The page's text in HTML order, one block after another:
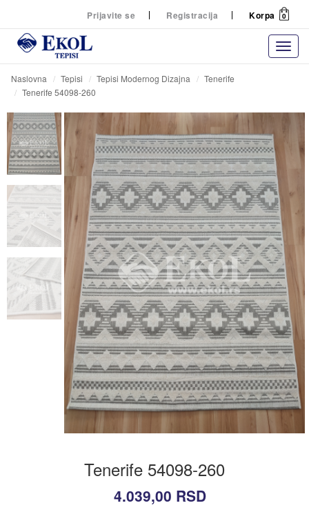
Prijavite se Registracija Korpa 0
Naslovna Tepisi Tepisi Modernog Dizajna
Tenerife
Tenerife 54098-260
Tenerife 54098-260
4.039,00 RSD